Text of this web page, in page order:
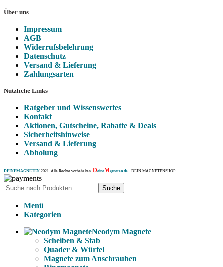
Über uns
Impressum
AGB
Widerrufsbelehrung
Datenschutz
Versand & Lieferung
Zahlungsarten
Nützliche Links
Ratgeber und Wissenswertes
Kontakt
Aktionen, Gutscheine, Rabatte & Deals
Sicherheitshinweise
Versand & Lieferung
Abholung
DEINEMAGNETEN 2021. Alle Rechte vorbehalten. DeineMagneten.de - DEIN MAGNETENSHOP
Suche
Menü
Kategorien
Neodym Magnete
Scheiben & Stab
Quader & Würfel
Magnete zum Anschrauben